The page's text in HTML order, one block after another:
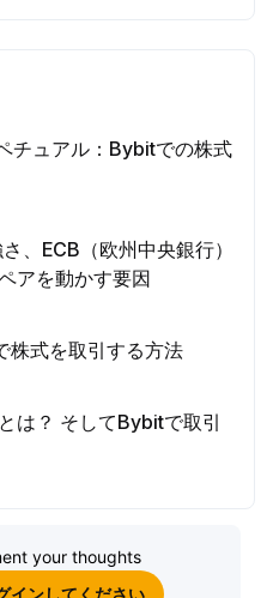
チュアル：Bybitでの株式
、ECB（欧州中央銀行）
アを動かす要因
株式を取引する方法
は？ そしてBybitで取引
your thoughts
インしてください